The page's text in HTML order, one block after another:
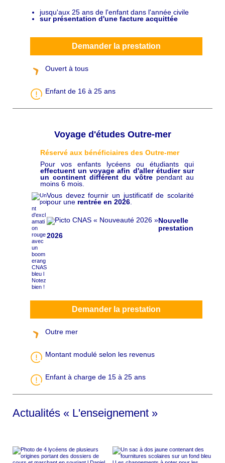
C
h
ô
jusqu'aux 25 ans de l'enfant dans l'année civile
sur présentation d'une facture acquittée
Demander la prestation
Ouvert à tous
Enfant de 16 à 25 ans
Voyage d'études Outre-mer
Réservé aux bénéficiaires des Outre-mer
Pour vos enfants lycéens ou étudiants qui
effectuent un voyage afin d'aller étudier sur
un continent différent du vôtrependant au
moins 6 mois.
Vous devez fournir un justificatif de scolarité
pour une rentrée en 2026.
Nouvelle
prestation
2026
Demander la prestation
Outre mer
Montant modulé selon les revenus
Enfant à charge de 15 à 25 ans
Actualités « L'enseignement »